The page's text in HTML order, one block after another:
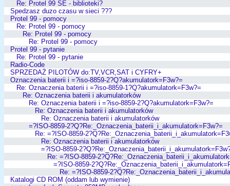
Re: Protel 99 SE - biblioteki?
Spedzasz duzo czasu w sieci ???
Protel 99 - pomocy
Re: Protel 99 - pomocy
Re: Protel 99 - pomocy
Re: Protel 99 - pomocy
Protel 99 - pytanie
Re: Protel 99 - pytanie
Radio-Code
SPRZEDAŻ PILOTÓW do:TV,VCR,SAT i CYFRY+
Oznaczenia baterii i =?iso-8859-2?Q?akumulatork=F3w?=
Re: Oznaczenia baterii i =?iso-8859-1?Q?akumulatork=F3w?=
Re: Oznaczenia baterii i akumulatorków
Re: Oznaczenia baterii i =?iso-8859-2?Q?akumulatork=F3w?=
Re: Oznaczenia baterii i akumulatorków
Re: Oznaczenia baterii i akumulatorków
=?ISO-8859-2?Q?Re:_Oznaczenia_baterii_i_akumulatork=F3w?=
Re: =?ISO-8859-
Re: Oznaczenia baterii i akumulatorków
=?ISO-8859-
Re: =?ISO-8859-
=?ISO-8859-
Re: =?ISO-8859-
Katalogi CD ROM (oddam lub wymienie)